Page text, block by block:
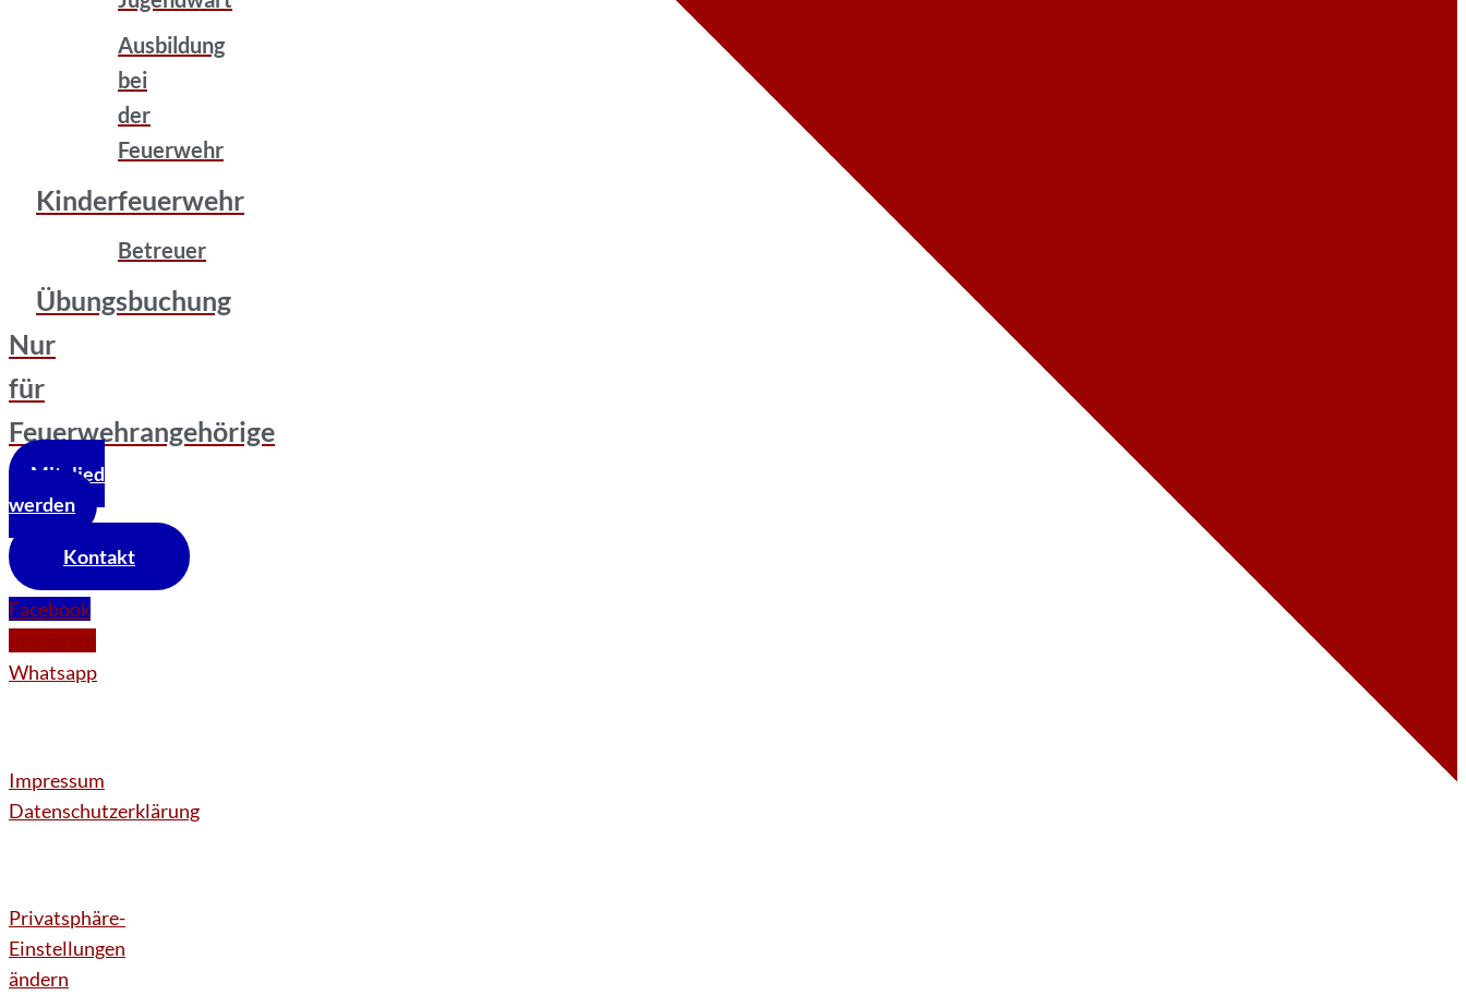
Ausbildung
bei
der
Feuerwehr
Kinderfeuerwehr
Betreuer
Übungsbuchung
Nur
für
Feuerwehrangehörige
Mitglied
werden
Kontakt
Facebook
Whatsapp
Impressum
Datenschutzerklärung
Privatsphäre-
Einstellungen
ändern